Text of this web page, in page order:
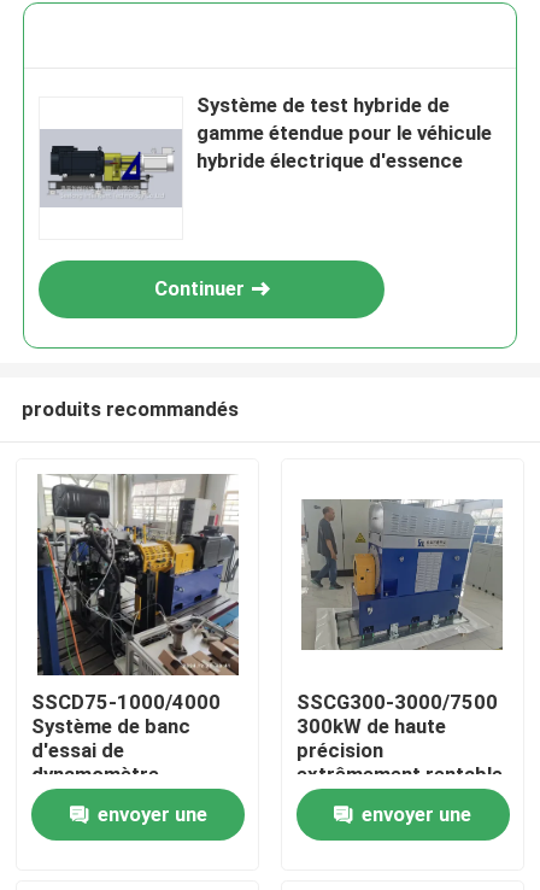
À la maison
Produits
Système de test hybride de
gamme étendue pour le véhicule
hybride électrique d'essence
Continuer
produits recommandés
SSCD75-1000/4000
Système de banc
d'essai de
dynamomètre
électrique de
performance du
moteur 75 kW
envoyer une
SSCG300-3000/7500
300kW de haute
précision
extrêmement rentable
Système de banc
d'essai dynamomètre
électrique pour tester
envoyer une